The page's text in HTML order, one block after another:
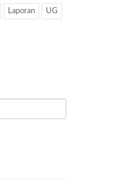
Laporan UG